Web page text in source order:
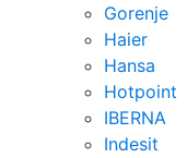
Gorenje
Haier
Hansa
Hotpoint
IBERNA
Indesit